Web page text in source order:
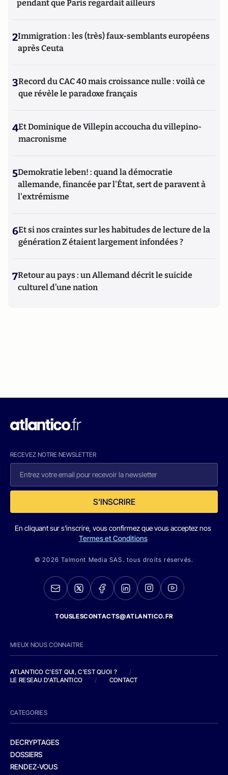
pendant que Paris regardait ailleurs
2Immigration : les (très) faux-semblants européens
après Ceuta
3Record du CAC 40 mais croissance nulle : voilà ce
que révèle le paradoxe français
4Et Dominique de Villepin accoucha du villepino-
macronisme
5Demokratie leben! : quand la démocratie
allemande, financée par l'État, sert de paravent à
l'extrémisme
6Et si nos craintes sur les habitudes de lecture de la
génération Z étaient largement infondées ?
7Retour au pays : un Allemand décrit le suicide
culturel d’une nation
RECEVEZ NOTRE NEWSLETTER
S'INSCRIRE
En cliquant sur s'inscrire, vous confirmez que vous acceptez nos
Termes et Conditions
© 2026 Talmont Media SAS. tous droits réservés.
TOUSLESCONTACTS@ATLANTICO.FR
MIEUX NOUS CONNAITRE
ATLANTICO C'EST QUI, C'EST QUOI ?
/
LE RESEAU D'ATLANTICO
/ CONTACT
CATEGORIES
DECRYPTAGES
DOSSIERS
RENDEZ-VOUS